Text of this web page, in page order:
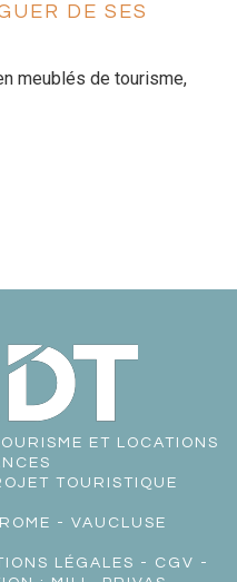
DE SES
meublés de tourisme,
ET LOCATIONS
TOURISTIQUE
- VAUCLUSE
LÉGALES - CGV -